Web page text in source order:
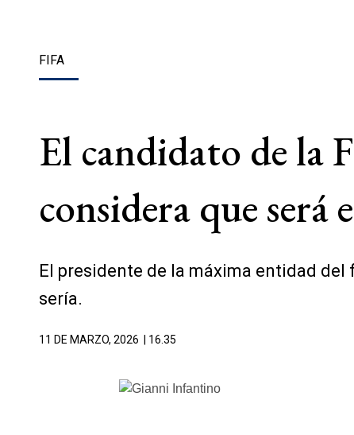
FIFA
El candidato de la
considera que
El presidente de la máxima entidad
sería.
11 DE MARZO, 2026 | 16.35